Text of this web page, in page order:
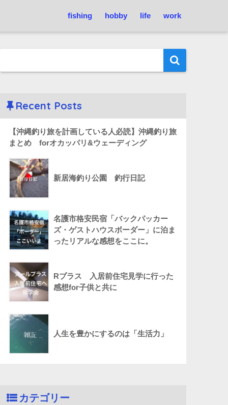
fishing hobby life work
Recent Posts
【沖縄釣り旅を計画している人必読】沖縄釣り旅
まとめ forオカッパリ&ウェーディング
新居海釣り公園 釣行日記
名護市格安民宿「バックパッカー
ズ・ゲストハウスボーダー」に泊ま
ったリアルな感想をここに。
Rプラス 入居前住宅見学に行った
感想for子供と共に
人生を豊かにするのは「生活力」
カテゴリー